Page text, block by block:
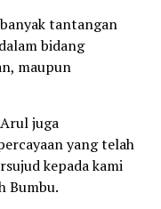
tantangan
bidang
maupun
juga
yang telah
kepada kami
Bumbu.